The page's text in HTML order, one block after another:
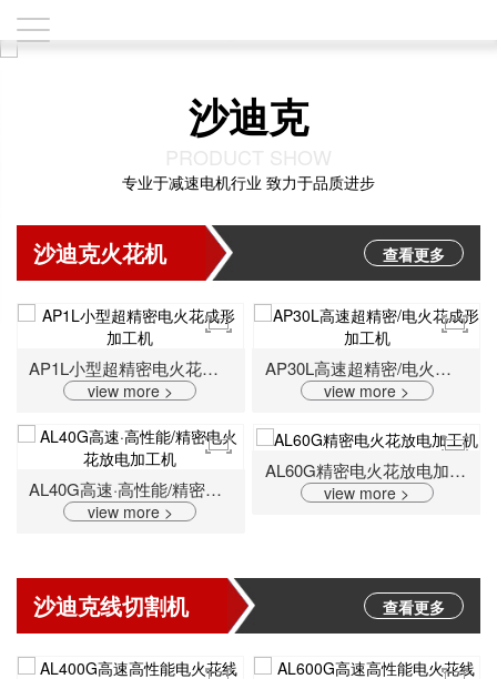
沙迪克
PRODUCT SHOW
专业于减速电机行业 致力于品质进步
沙迪克火花机 查看更多
AP1L小型超精密电火花成形加工机
view more >
AP30L高速超精密/电火花成形加工机
view more >
AL40G高速·高性能/精密电火花放电加工机
view more >
AL60G精密电火花放电加工机
view more >
沙迪克线切割机 查看更多